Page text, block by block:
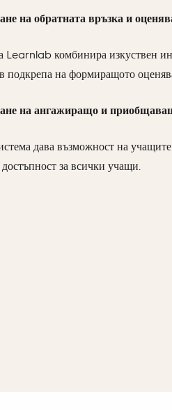
на обратната връзка и
Learnlab комбинира изкуствен
подкрепа на формиращото
на ангажиращо и
дава възможност на
достъпност за всички учащи.